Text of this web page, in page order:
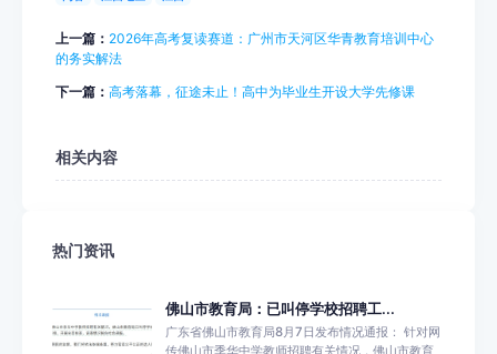
上一篇： 2026年高考复读赛道：广州市天河区华青教育培训中心
的务实解法
下一篇： 高考落幕，征途未止！高中为毕业生开设大学先修课
相关内容
热门资讯
佛山市教育局：已叫停学校招聘工...
广东省佛山市教育局8月7日发布情况通报： 针对网
传佛山市季华中学教师招聘有关情况，佛山市教育